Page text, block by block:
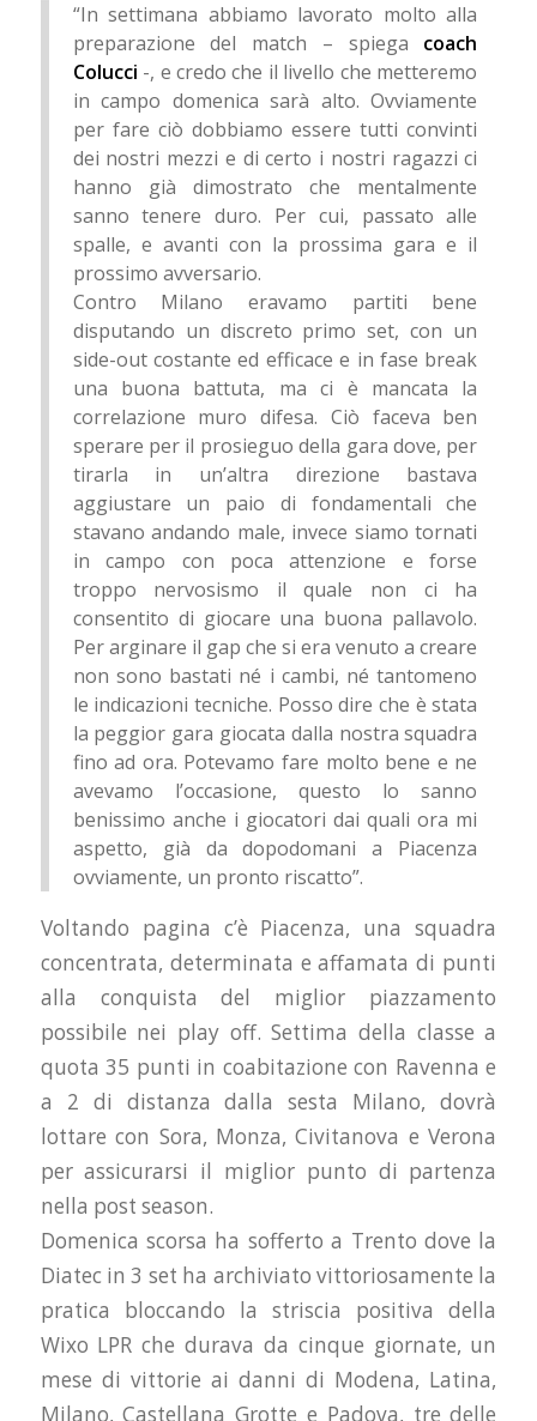
“In settimana abbiamo lavorato molto alla
preparazione del match – spiega coach
Colucci -, e credo che il livello che metteremo
in campo domenica sarà alto. Ovviamente
per fare ciò dobbiamo essere tutti convinti
dei nostri mezzi e di certo i nostri ragazzi ci
hanno già dimostrato che mentalmente
sanno tenere duro. Per cui, passato alle
spalle, e avanti con la prossima gara e il
prossimo avversario.
Contro Milano eravamo partiti bene
disputando un discreto primo set, con un
side-out costante ed efficace e in fase break
una buona battuta, ma ci è mancata la
correlazione muro difesa. Ciò faceva ben
sperare per il prosieguo della gara dove, per
tirarla in un’altra direzione bastava
aggiustare un paio di fondamentali che
stavano andando male, invece siamo tornati
in campo con poca attenzione e forse
troppo nervosismo il quale non ci ha
consentito di giocare una buona pallavolo.
Per arginare il gap che si era venuto a creare
non sono bastati né i cambi, né tantomeno
le indicazioni tecniche. Posso dire che è stata
la peggior gara giocata dalla nostra squadra
fino ad ora. Potevamo fare molto bene e ne
avevamo l’occasione, questo lo sanno
benissimo anche i giocatori dai quali ora mi
aspetto, già da dopodomani a Piacenza
ovviamente, un pronto riscatto”.
Voltando pagina c’è Piacenza, una squadra
concentrata, determinata e affamata di punti
alla conquista del miglior piazzamento
possibile nei play off. Settima della classe a
quota 35 punti in coabitazione con Ravenna e
a 2 di distanza dalla sesta Milano, dovrà
lottare con Sora, Monza, Civitanova e Verona
per assicurarsi il miglior punto di partenza
nella post season.
Domenica scorsa ha sofferto a Trento dove la
Diatec in 3 set ha archiviato vittoriosamente la
pratica bloccando la striscia positiva della
Wixo LPR che durava da cinque giornate, un
mese di vittorie ai danni di Modena, Latina,
Milano, Castellana Grotte e Padova, tre delle